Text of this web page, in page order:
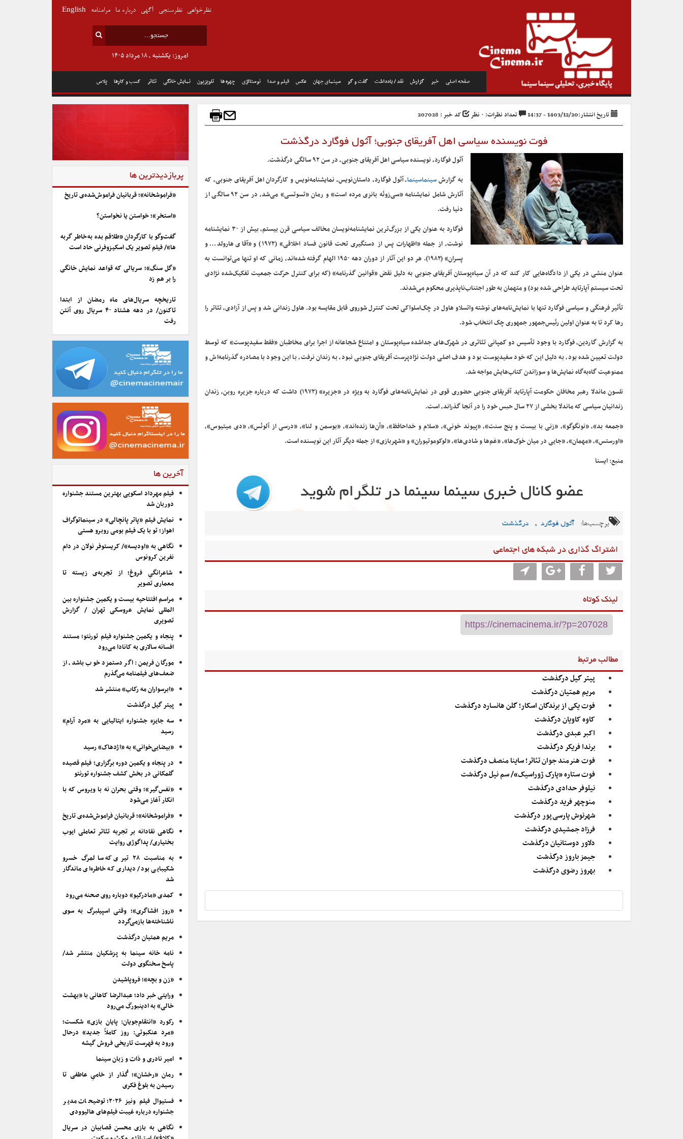
صفحه اصلی خبر گزارش نقد / یادداشت گفت و گو سینمای جهان عکس فیلم و صدا نوستالژی چهره ها تلویزیون نمایش خانگی تئاتر کسب و کارها پلاس
امروز: یکشنبه , ۱۸ مرداد ۱۴۰۵
نظرخواهی نظرسنجی آگهی درباره ما مرامنامه English
تاریخ انتشار:1403/12/20 - 14:37 تعداد نظرات: ۰ نظر کد خبر : 207028
فوت نویسنده سیاسی اهل آفریقای جنوبی؛ آثول فوگارد درگذشت
آثول فوگارد، نویسنده سیاسی اهل آفریقای جنوبی، در سن ۹۲ سالگی درگذشت.
به گزارشسینماسینما، آثول فوگارد، داستان‌نویس، نمایشنامه‌نویس و کارگردان اهل آفریقای جنوبی، که
آثارش شامل نمایشنامه «سی‌زوئه بانزی مرده است» و رمان «تسوتسی» می‌شد، در سن ۹۲ سالگی از
دنیا رفت.
فوگارد به عنوان یکی از بزرگ‌ترین نمایشنامه‌نویسان مخالف سیاسی قرن بیستم، بیش از ۳۰ نمایشنامه
نوشت، از جمله «اظهارات پس از دستگیری تحت قانون فساد اخلاقی» (۱۹۷۲) و «آقای هارولد… و
پسران» (۱۹۸۲). هر دو این آثار از دوران دهه ۱۹۵۰ الهام گرفته شده‌اند، زمانی که او تنها می‌توانست به
عنوان منشی در یکی از دادگاه‌هایی کار کند که در آن سیاه‌پوستان آفریقای جنوبی به دلیل نقض «قوانین گذرنامه» (که برای کنترل حرکت جمعیت تفکیک‌شده نژادی
تحت سیستم آپارتاید طراحی شده بود) و متهمان به طور اجتناب‌ناپذیری محکوم می‌شدند.
تأثیر فرهنگی و سیاسی فوگارد تنها با نمایش‌نامه‌های نوشته واتسلاو هاول در چک‌اسلواکی تحت کنترل شوروی قابل مقایسه بود. هاول زندانی شد و پس از آزادی، تئاتر را
رها کرد تا به عنوان اولین رئیس‌جمهور جمهوری چک انتخاب شود.
به گزارش گاردین، فوگارد با وجود تأسیس دو کمپانی تئاتری در شهرک‌های جداشده سیاه‌پوستان و امتناع شجاعانه از اجرا برای مخاطبان «فقط سفیدپوست» که توسط
دولت تعیین شده بود، به دلیل این که خود سفیدپوست بود و هدف اصلی دولت نژادپرست آفریقای جنوبی نبود، به زندان نرفت، با این وجود با مصادره گذرنامه‌اش و
ممنوعیت گاه‌به‌گاه نمایش‌ها و سوزاندن کتاب‌هایش مواجه شد.
نلسون ماندلا رهبر مخافان حکومت آپارتاید آفریقای جنوبی حضوری قوی در نمایش‌نامه‌های فوگارد به ویژه در «جزیره» (۱۹۷۲) داشت که درباره جزیره روبن، زندان
زندانیان سیاسی که ماندلا بخشی از ۲۷ سال حبس خود را در آنجا گذراند، است.
«جمعه بد»، «نونگوگو»، «زنی با بیست و پنج سنت»، «پیوند خونی»، «سلام و خداحافظ»، «آن‌ها زنده‌اند»، «بوسمن و لنا»، «درسی از آلوئس»، «دی میتیوس»،
«اورستس»، «مهمان»، «جایی در میان خوک‌ها»، «غم‌ها و شادی‌ها»، «لوکوموتیوران» و «شهربازی» از جمله دیگر آثار این نویسنده است.
منبع: ایسنا
برچسب‌ها: آثول فوگارد , درگذشت
اشتراگ گذاری در شبکه های اجتماعی
لینک کوتاه
مطالب مرتبط
پیتر گیل درگذشت
مریم همتیان درگذشت
فوت یکی از برندگان اسکار؛ گلن هانسارد درگذشت
کاوه کاویان درگذشت
اکبر عبدی درگذشت
برندا فریکر درگذشت
فوت هنرمند جوان تئاتر؛ ساینا منصف درگذشت
فوت ستاره «پارک ژوراسیک»/ سم نیل درگذشت
نیلوفر حدادی درگذشت
منوچهر فرید درگذشت
شهرنوش پارسی‌پور درگذشت
فرزاد جمشیدی درگذشت
دلاور دوستانیان درگذشت
جیمز باروز درگذشت
بهروز رضوی درگذشت
پربازدیدترین ها
«فراموشخانه»؛ قربانیان فراموش‌شده‌ی تاریخ
«استخر»؛ خواستن یا نخواستن؟
گفت‌وگو با کارگردان «طلاقم بده به خاطر گربه
ها»/ فیلم تصویر یک اسکیزوفرنی حاد است
«گل سنگ»؛ سریالی که قواعد نمایش خانگی
را بر هم زد
تاریخچه سریال‌های ماه رمضان از ابتدا
تاکنون/ در دهه هشتاد ۴۰ سریال روی آنتن
رفت
آخرین ها
فیلم مهرداد اسکویی بهترین مستند جشنواره
دوربان شد
نمایش فیلم «پاتر پانچالی» در سینماتوگراف
اهواز؛ تو با یک فیلم بومی روبرو هستی
نگاهی به «اودیسه»/ کریستوفر نولان در دام
نفرین کرونوس
شاعرانگیِ فروغ؛ از تجربه‌ی زیسته تا
معماری تصویر
مراسم افتتاحیه بیست و یکمین جشنواره بین
المللی نمایش عروسکی تهران / گزارش
تصویری
پنجاه و یکمین جشنواره فیلم تورنتو؛ مستند
افسانه سالاری به کانادا می‌رود
مورگان فریمن: اگر دستمزد خوب باشد، از
ضعف‌های فیلمنامه می‌گذرم
«ابرسواران مه رکاب» منتشر شد
پیتر گیل درگذشت
سه جایزه جشنواره ایتالیایی به «مرد آرام»
رسید
«بیضایی‌خوانی» به «اژدهاک» رسید
در پنجاه و یکمین دوره برگزاری؛ فیلم قصیده
گلمکانی در بخش کشف جشنواره تورنتو
«نفس‌گیر»؛ وقتی بحران نه با ویروس که با
انکار آغاز می‌شود
«فراموشخانه»؛ قربانیان فراموش‌شده‌ی تاریخ
نگاهی نقادانه بر تجربه تئاتر تعاملی ایوب
بختیاری/ پداگوژی روایت
به مناسبت ۲۸ تیری که سالمرگ خسرو
شکیبایی بود/ دیداری که خاطره‌ای ماندگار
شد
کمدی «مادرکیو» دوباره روی صحنه می‌رود
«روز افشاگری»؛ وقتی اسپیلبرگ به سوی
ناشناخته‌ها بازمی‌گردد
مریم همتیان درگذشت
نامه خانه سینما به پزشکیان منتشر شد/
پاسخ سخنگوی دولت
«زن و بچه»؛ فروپاشیدن
ورایتی خبر داد؛ عبدالرضا کاهانی با «بهشت
خالی» به ادینبورگ می‌رود
رکورد «انتقام‌جویان: پایان بازی» شکست؛
«مرد عنکبوتی: روز کاملاً جدید» درحال
ورود به فهرست تاریخی فروش گیشه
امیر نادری و ذات و زبان سینما
رمان «رخشان»؛ گُذار از خامیِ عاطفی تا
رسیدن به بلوغ فکری
فستیوال فیلم ونیز ۲۰۲۶؛ توضیحات مدیر
جشنواره درباره غیبت فیلم‌های هالیوودی
نگاهی به بازی محسن قصابیان در سریال